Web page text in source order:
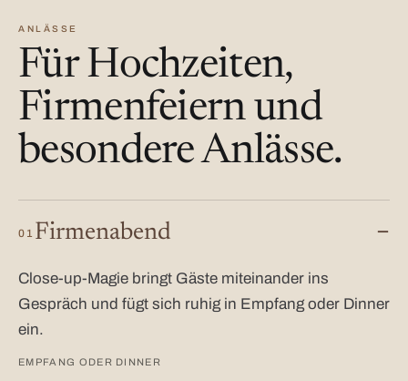
ANLÄSSE
Für Hochzeiten,
Firmenfeiern und
besondere Anlässe.
01 Firmenabend
Close-up-Magie bringt Gäste miteinander ins
Gespräch und fügt sich ruhig in Empfang oder Dinner
ein.
EMPFANG ODER DINNER